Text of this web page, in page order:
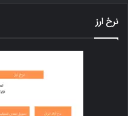
نرخ ارز